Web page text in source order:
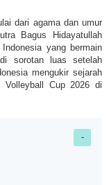
dari agama dan umur
Bagus Hidayatullah
yang bermain
sorotan luas setelah
mengukir sejarah
Volleyball Cup 2026 di